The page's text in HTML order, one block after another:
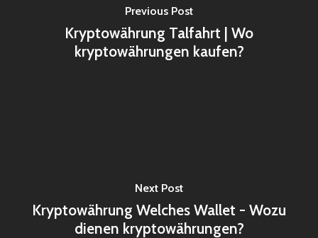
Previous Post
Kryptowährung Talfahrt | Wo
kryptowährungen kaufen?
Next Post
Kryptowährung Welches Wallet - Wozu
dienen kryptowährungen?